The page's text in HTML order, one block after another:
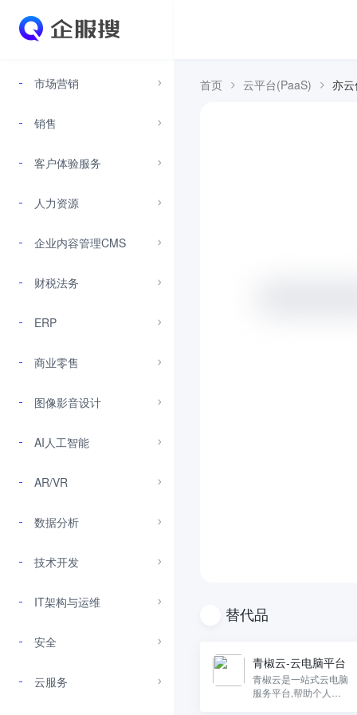
市场营销
销售
客户体验服务
人力资源
企业内容管理CMS
财税法务
ERP
商业零售
图像影音设计
AI人工智能
AR/VR
数据分析
技术开发
IT架构与运维
安全
云服务
首页 云平台(PaaS) 亦
替代品
青椒云-云电脑平台
青椒云是一站式云电脑
服务平台,帮助个人和